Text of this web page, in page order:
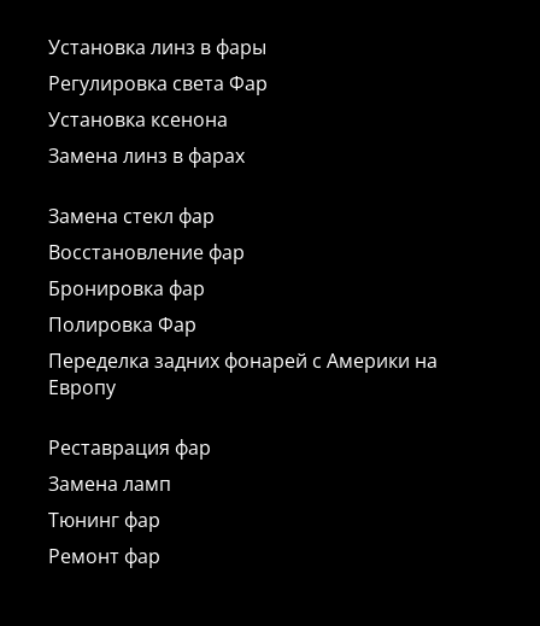
Установка линз в фары
Регулировка света Фар
Установка ксенона
Замена линз в фарах
Замена стекл фар
Восстановление фар
Бронировка фар
Полировка Фар
Переделка задних фонарей с Америки на
Европу
Реставрация фар
Замена ламп
Тюнинг фар
Ремонт фар